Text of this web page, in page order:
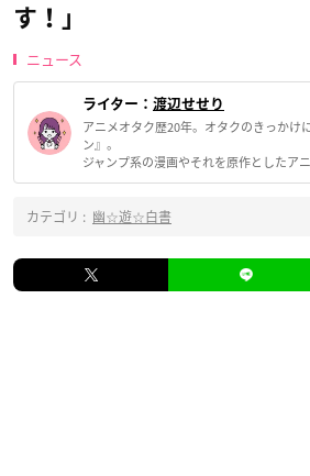
す！」
ニュース
ライター： 渡辺せせり
アニメオタク歴20年。オタクのきっかけ
ン』。
ジャンプ系の漫画やそれを原作としたア
カテゴリ : 幽☆遊☆白書